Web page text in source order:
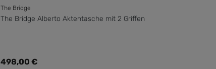
The Bridge
The Bridge Alberto Aktentasche mit 2 Griffen
Regulärer Preis:
498,00 €